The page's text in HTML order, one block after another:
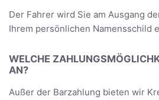
Der Fahrer wird Sie am Ausgang
Ihrem persönlichen Namensschild
WELCHE
AN?
Außer der Barzahlung bieten wir